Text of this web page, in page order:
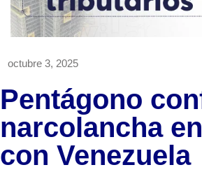
octubre 3, 2025
Pentágono
narcolancha
con Venezuela